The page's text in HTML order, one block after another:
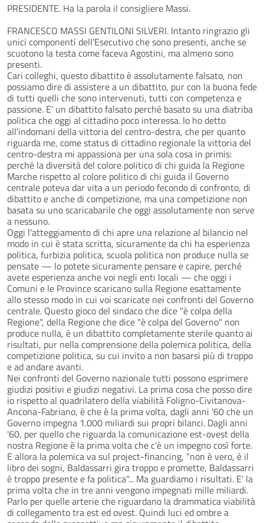
PRESIDENTE. Ha la parola il consigliere Massi.
FRANCESCO MASSI GENTILONI SILVERI. Intanto ringrazio gli
unici componenti dell'Esecutivo che sono presenti, anche se
scuotono la testa come faceva Agostini, ma almeno sono
presenti.
Cari colleghi, questo dibattito è assolutamente falsato, non
possiamo dire di assistere a un dibattito, pur con la buona fede
di tutti quelli che sono intervenuti, tutti con competenza e
passione. E' un dibattito falsato perché basato su una diatriba
politica che oggi al cittadino poco interessa. Io ho detto
all'indomani della vittoria del centro-destra, che per quanto
riguarda me, come status di cittadino regionale la vittoria del
centro-destra mi appassiona per una sola cosa in primis:
perché la diversità del colore politico di chi guida la Regione
Marche rispetto al colore politico di chi guida il Governo
centrale poteva dar vita a un periodo fecondo di confronto, di
dibattito e anche di competizione, ma una competizione non
basata su uno scaricabarile che oggi assolutamente non serve
a nessuno.
Oggi l'atteggiamento di chi apre una relazione al bilancio nel
modo in cui è stata scritta, sicuramente da chi ha esperienza
politica, furbizia politica, scuola politica non produce nulla se
pensate — lo potete sicuramente pensare e capire, perché
avete esperienza anche voi negli enti locali — che oggi i
Comuni e le Province scaricano sulla Regione esattamente
allo stesso modo in cui voi scaricate nei confronti del Governo
centrale. Questo gioco del sindaco che dice "è colpa della
Regione", della Regione che dice "è colpa del Governo" non
produce nulla, è un dibattito completamente sterile quanto ai
risultati, pur nella comprensione della polemica politica, della
competizione politica, su cui invito a non basarsi più di troppo
e ad andare avanti.
Nei confronti del Governo nazionale tutti possono esprimere
giudizi positivi e giudizi negativi. La prima cosa che posso dire
io rispetto al quadrilatero della viabilità Foligno-Civitanova-
Ancona-Fabriano, è che è la prima volta, dagli anni '60 che un
Governo impegna 1.000 miliardi sui propri bilanci. Dagli anni
'60, per quello che riguarda la comunicazione est-ovest della
nostra Regione è la prima volta che c'è un impegno così forte.
E allora la polemica va sul project-financing, "non è vero, è il
libro dei sogni, Baldassarri gira troppo e promette, Baldassarri
è troppo presente e fa politica"... Ma guardiamo i risultati. E' la
prima volta che in tre anni vengono impegnati mille miliardi.
Parlo per quelle arterie che riguardano la drammatica viabilità
di collegamento tra est ed ovest. Quindi luci ed ombre a